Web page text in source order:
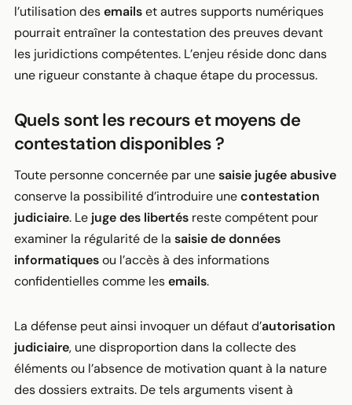
l’utilisation desemailset autres supports numériques
pourrait entraîner la contestation des preuves devant
les juridictions compétentes. L’enjeu réside donc dans
une rigueur constante à chaque étape du processus.
Quels sont les recours et moyens de
contestation disponibles ?
Toute personne concernée par unesaisie jugée abusive
conserve la possibilité d’introduire unecontestation
judiciaire. Le juge des libertésreste compétent pour
examiner la régularité de la saisie de données
informatiquesou l’accès à des informations
confidentielles comme lesemails.
La défense peut ainsi invoquer un défaut d’autorisation
judiciaire, une disproportion dans la collecte des
éléments ou l’absence de motivation quant à la nature
des dossiers extraits. De tels arguments visent à